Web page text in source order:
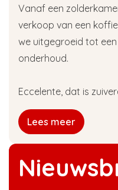
Vanaf een
verkoop van een
we uitgegroeid tot
onderhoud.
Eccelente, dat is
Lees meer